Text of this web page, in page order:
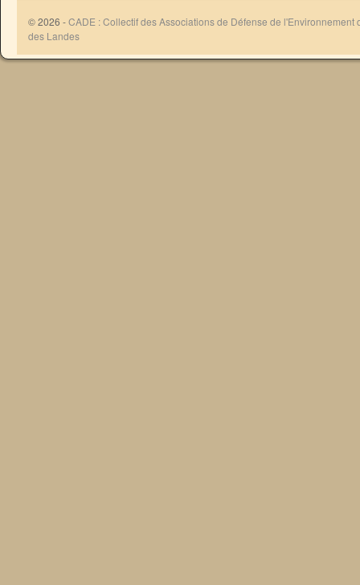
© 2026 -CADE : Collectif des Associations de Défense de l'Environnement
des Landes